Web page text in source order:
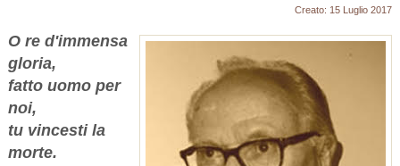
Creato: 15 Luglio 2017
O re d'immensa
gloria,
fatto uomo per
noi,
tu vincesti la
morte.